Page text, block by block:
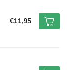
€11,95